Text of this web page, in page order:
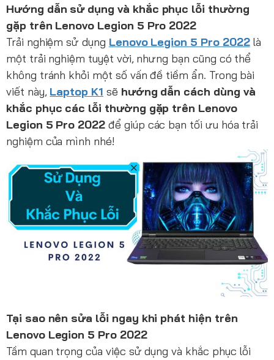
Hướng dẫn sử dụng và khắc phục lỗi thường
gặp trên Lenovo Legion 5 Pro 2022
Trải nghiệm sử dụng Lenovo Legion 5 Pro 2022là
một trải nghiệm tuyệt vời, nhưng bạn cũng có thể
không tránh khỏi một số vấn đề tiềm ẩn. Trong bài
viết này, Laptop K1 sẽ hướng dẫn cách dùng và
khắc phục các lỗi thường gặp trên Lenovo
Legion 5 Pro 2022 để giúp các bạn tối ưu hóa trải
nghiệm của mình nhé!
Tại sao nên sửa lỗi ngay khi phát hiện trên
Lenovo Legion 5 Pro 2022
Tầm quan trọng của việc sử dụng và khắc phục lỗi